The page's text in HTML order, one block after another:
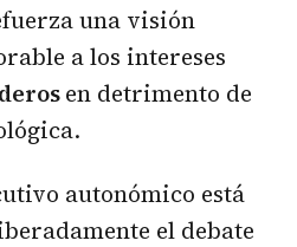
una visión
a los intereses
en detrimento de
autonómico está
el debate